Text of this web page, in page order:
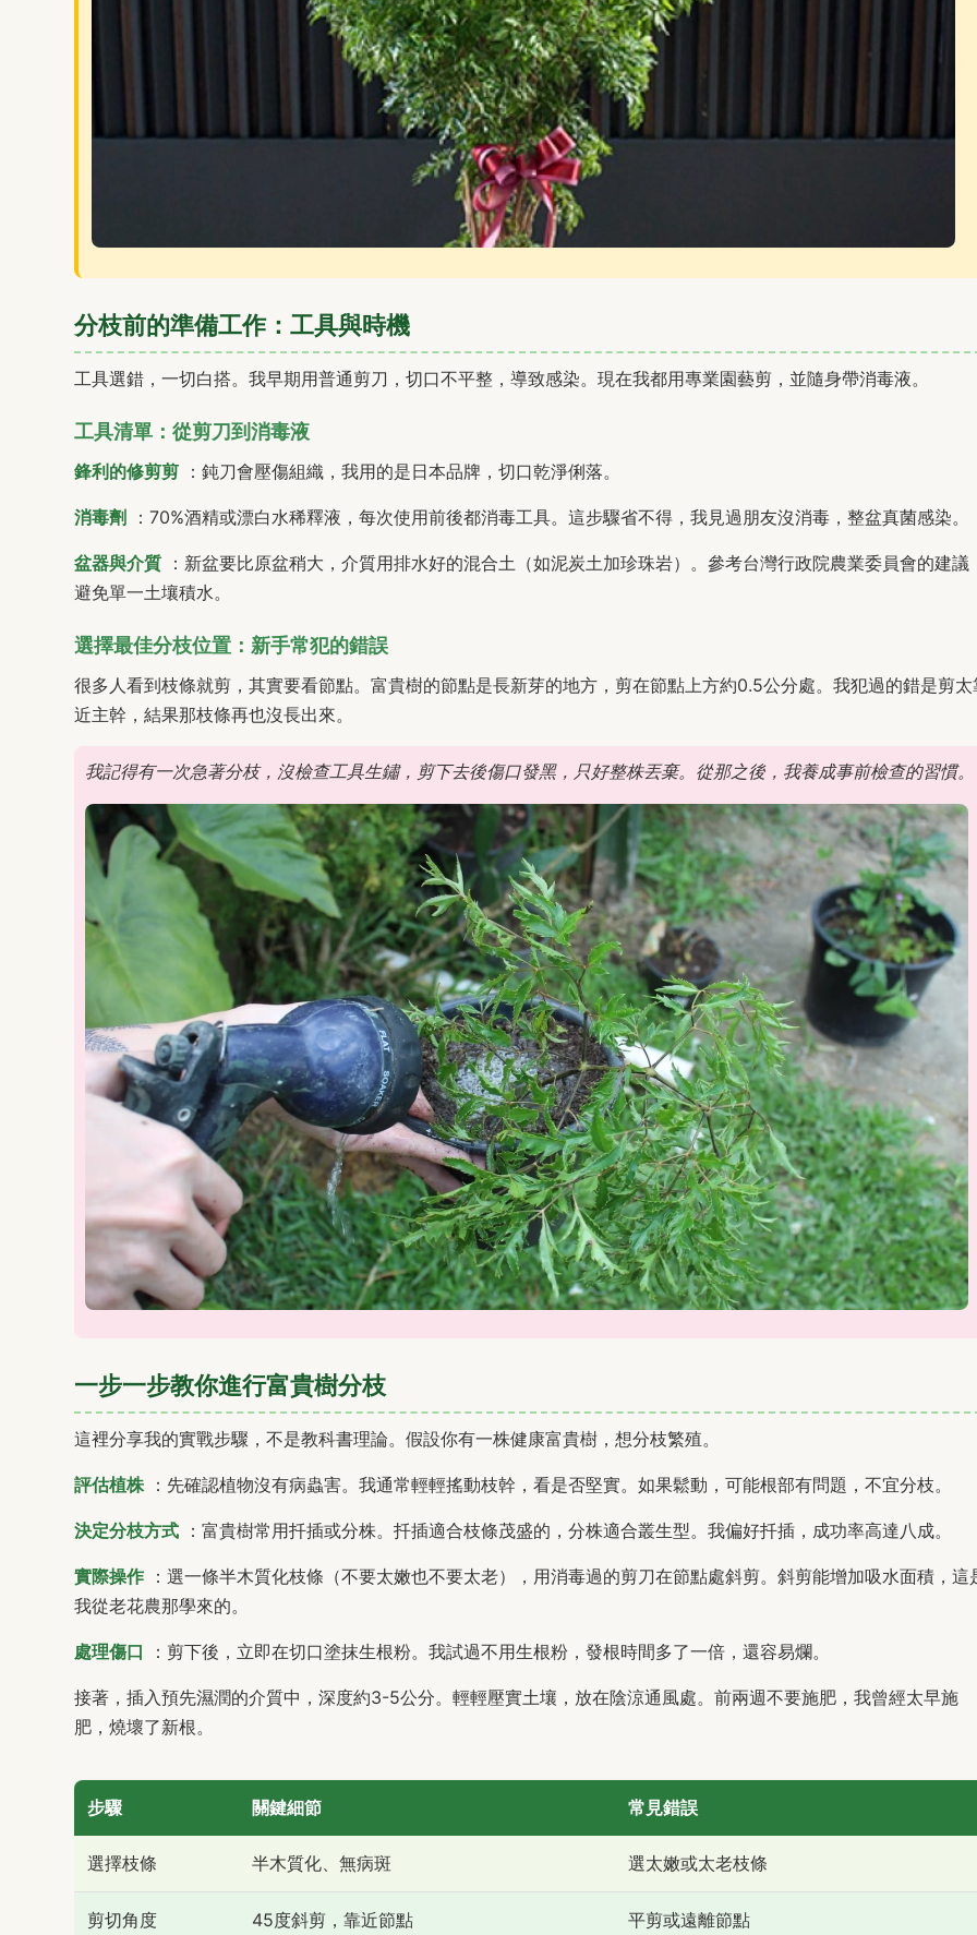
分枝前的準備工作：工具與時機
工具選錯，一切白搭。我早期用普通剪刀，切口不平整，導致感染。現在我都用專業園藝剪，並隨身帶消毒液。
工具清單：從剪刀到消毒液
鋒利的修剪剪 ：鈍刀會壓傷組織，我用的是日本品牌，切口乾淨俐落。
消毒劑 ：70%酒精或漂白水稀釋液，每次使用前後都消毒工具。這步驟省不得，我見過朋友沒消毒，整盆真菌感染。
盆器與介質 ：新盆要比原盆稍大，介質用排水好的混合土（如泥炭土加珍珠岩）。參考台灣行政院農業委員會的建議
避免單一土壤積水。
選擇最佳分枝位置：新手常犯的錯誤
很多人看到枝條就剪，其實要看節點。富貴樹的節點是長新芽的地方，剪在節點上方約0.5公分處。我犯過的錯是剪太
近主幹，結果那枝條再也沒長出來。
我記得有一次急著分枝，沒檢查工具生鏽，剪下去後傷口發黑，只好整株丟棄。從那之後，我養成事前檢查的習慣。
一步一步教你進行富貴樹分枝
這裡分享我的實戰步驟，不是教科書理論。假設你有一株健康富貴樹，想分枝繁殖。
評估植株 ：先確認植物沒有病蟲害。我通常輕輕搖動枝幹，看是否堅實。如果鬆動，可能根部有問題，不宜分枝。
決定分枝方式 ：富貴樹常用扦插或分株。扦插適合枝條茂盛的，分株適合叢生型。我偏好扦插，成功率高達八成。
實際操作 ：選一條半木質化枝條（不要太嫩也不要太老），用消毒過的剪刀在節點處斜剪。斜剪能增加吸水面積，這
我從老花農那學來的。
處理傷口 ：剪下後，立即在切口塗抹生根粉。我試過不用生根粉，發根時間多了一倍，還容易爛。
接著，插入預先濕潤的介質中，深度約3-5公分。輕輕壓實土壤，放在陰涼通風處。前兩週不要施肥，我曾經太早施
肥，燒壞了新根。
步驟 關鍵細節 常見錯誤
選擇枝條 半木質化、無病斑 選太嫩或太老枝條
剪切角度 45度斜剪，靠近節點 平剪或遠離節點